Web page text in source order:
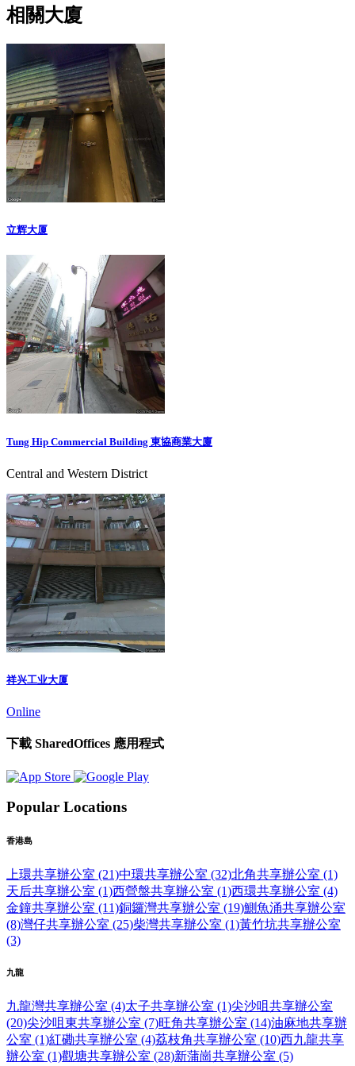
相關大廈
立辉大厦
Tung Hip Commercial Building 東協商業大廈
Central and Western District
祥兴工业大厦
Online
下載 SharedOffices 應用程式
Popular Locations
香港島
上環共享辦公室 (21)中環共享辦公室 (32)北角共享辦公室 (1)
天后共享辦公室 (1)西營盤共享辦公室 (1)西環共享辦公室 (4)
金鐘共享辦公室 (11)銅鑼灣共享辦公室 (19)鰂魚涌共享辦公室
(8)灣仔共享辦公室 (25)柴灣共享辦公室 (1)黃竹坑共享辦公室
(3)
九龍
九龍灣共享辦公室 (4)太子共享辦公室 (1)尖沙咀共享辦公室
(20)尖沙咀東共享辦公室 (7)旺角共享辦公室 (14)油麻地共享辦
公室 (1)紅磡共享辦公室 (4)荔枝角共享辦公室 (10)西九龍共享
辦公室 (1)觀塘共享辦公室 (28)新蒲崗共享辦公室 (5)